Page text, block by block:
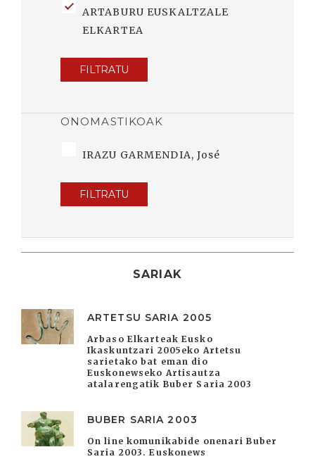
ARTABURU EUSKALTZALE
ELKARTEA
FILTRATU
ONOMASTIKOAK
IRAZU GARMENDIA, José
FILTRATU
SARIAK
ARTETSU SARIA 2005
Arbaso Elkarteak Eusko
Ikaskuntzari 2005eko Artetsu
sarietako bat eman dio
Euskonewseko Artisautza
atalarengatik Buber Saria 2003
BUBER SARIA 2003
On line komunikabide onenari Buber
Saria 2003. Euskonews